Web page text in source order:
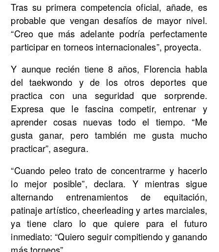
Tras su primera competencia oficial, añade, es
probable que vengan desafíos de mayor nivel.
“Creo que más adelante podría perfectamente
participar en torneos internacionales”, proyecta.
Y aunque recién tiene 8 años, Florencia habla
del taekwondo y de los otros deportes que
practica con una seguridad que sorprende.
Expresa que le fascina competir, entrenar y
aprender cosas nuevas todo el tiempo. “Me
gusta ganar, pero también me gusta mucho
practicar”, asegura.
“Cuando peleo trato de concentrarme y hacerlo
lo mejor posible”, declara. Y mientras sigue
alternando entrenamientos de equitación,
patinaje artístico, cheerleading y artes marciales,
ya tiene claro lo que quiere para el futuro
inmediato: “Quiero seguir compitiendo y ganando